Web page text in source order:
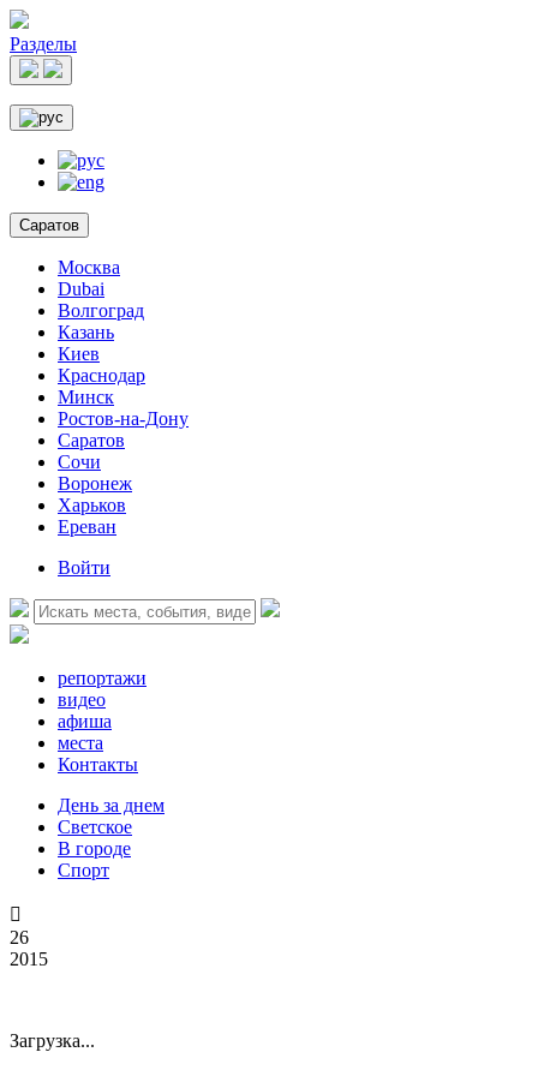
Разделы
Саратов
Москва
Dubai
Волгоград
Казань
Киев
Краснодар
Минск
Ростов-на-Дону
Саратов
Сочи
Воронеж
Харьков
Ереван
Войти
репортажи
видео
афиша
места
Контакты
День за днем
Светское
В городе
Спорт

26
2015
Загрузка...